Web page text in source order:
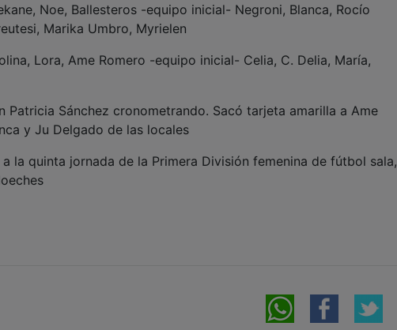
Noe, Ballesteros -equipo inicial- Negroni, Blanca, Rocío
Marika Umbro, Myrielen
Lora, Ame Romero -equipo inicial- Celia, C. Delia, María,
Patricia Sánchez cronometrando. Sacó tarjeta amarilla a Ame
y Ju Delgado de las locales
la quinta jornada de la Primera División femenina de fútbol sala,